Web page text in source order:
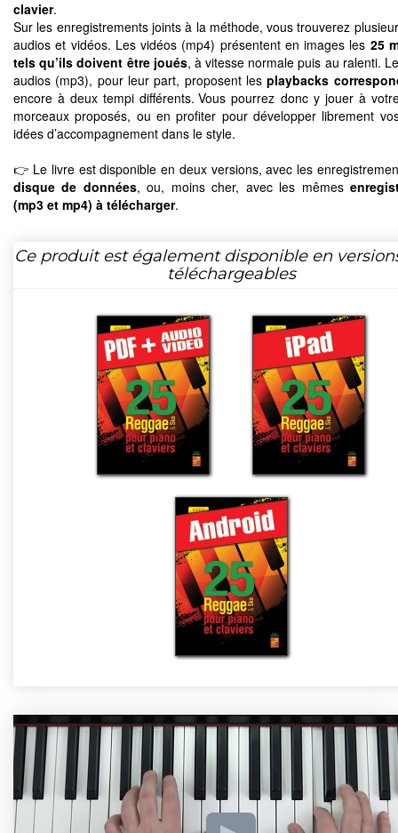
clavier.
Sur les enregistrements joints à la méthode, vous trouverez
audios et vidéos. Les vidéos (mp4) présentent en images les 25
tels qu’ils doivent être joués, à vitesse normale puis au ralenti.
audios (mp3), pour leur part, proposent lesplaybacks
encore à deux tempi différents. Vous pourrez donc y jouer à
morceaux proposés, ou en profiter pour développer librement
idées d’accompagnement dans le style.
👉 Le livre est disponible en deux versions, avec les
disque de données, ou, moins cher, avec les mêmes
(mp3 et mp4) à télécharger.
Ce produit est également disponible en
téléchargeables